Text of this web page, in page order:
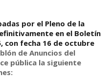
por el Pleno de la
en el Boletín
con fecha 16 de octubre
de Anuncios del
pública la siguiente